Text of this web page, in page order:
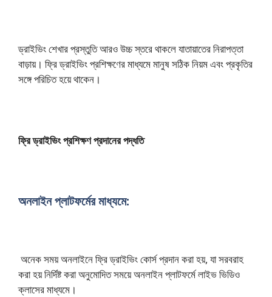
ড্রাইভিং শেখার প্রস্তুতি আরও উচ্চ স্তরে থাকলে যাতায়াতের নিরাপত্তা
বাড়ায়। ফ্রি ড্রাইভিং প্রশিক্ষণের মাধ্যমে মানুষ সঠিক নিয়ম এবং প্রকৃতির
সঙ্গে পরিচিত হয়ে থাকেন।
ফ্রি ড্রাইভিং প্রশিক্ষণ প্রদানের পদ্ধতি
অনলাইন প্লাটফর্মের মাধ্যমে:
অনেক সময় অনলাইনে ফ্রি ড্রাইভিং কোর্স প্রদান করাহয়, যা সরবরাহ
করা হয় নির্দিষ্ট করা অনুমোদিত সময়ে অনলাইন প্লাটফর্মে লাইভ ভিডিও
ক্লাসের মাধ্যমে।